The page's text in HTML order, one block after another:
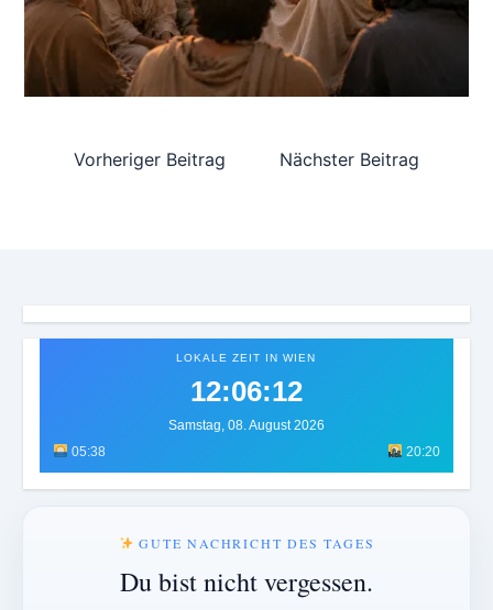
Vorheriger Beitrag Nächster Beitrag
LOKALE ZEIT IN WIEN
12:06:15
Samstag, 08. August 2026
05:38
20:20
GUTE NACHRICHT DES TAGES
Du bist nicht vergessen.